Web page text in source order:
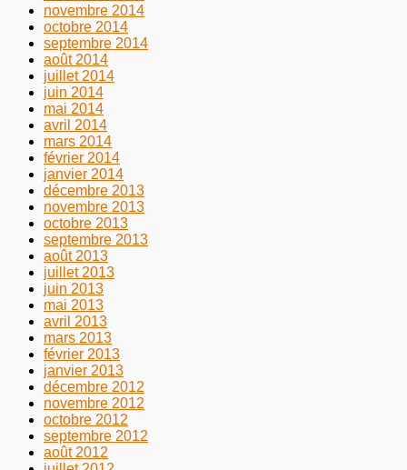
novembre 2014
octobre 2014
septembre 2014
août 2014
juillet 2014
juin 2014
mai 2014
avril 2014
mars 2014
février 2014
janvier 2014
décembre 2013
novembre 2013
octobre 2013
septembre 2013
août 2013
juillet 2013
juin 2013
mai 2013
avril 2013
mars 2013
février 2013
janvier 2013
décembre 2012
novembre 2012
octobre 2012
septembre 2012
août 2012